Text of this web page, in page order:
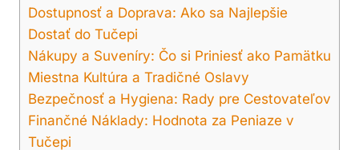
Dostupnosť a Doprava: Ako sa Najlepšie
Dostať do Tučepi
Nákupy a Suveníry: Čo si Priniesť ako Pamätku
Miestna Kultúra a Tradičné Oslavy
Bezpečnosť a Hygiena: Rady pre Cestovateľov
Finančné Náklady: Hodnota za Peniaze v
Tučepi